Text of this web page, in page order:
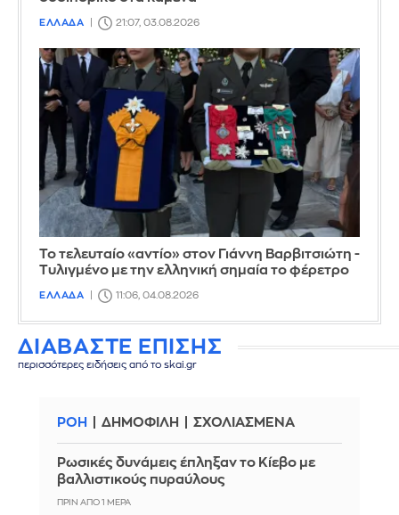
ΕΛΛΑΔΑ 21:07, 03.08.2026
Το τελευταίο «αντίο» στον Γιάννη Βαρβιτσιώτη -
Τυλιγμένο με την ελληνική σημαία το φέρετρο
ΕΛΛΑΔΑ 11:06, 04.08.2026
ΔΙΑΒΑΣΤΕ ΕΠΙΣΗΣ
περισσότερες ειδήσεις από το skai.gr
ΡΟΗ ΔΗΜΟΦΙΛΗ ΣΧΟΛΙΑΣΜΕΝΑ
Ρωσικές δυνάμεις έπληξαν το Κίεβο με
βαλλιστικούς πυραύλους
ΠΡΙΝ ΑΠΌ 1 ΜΈΡΑ